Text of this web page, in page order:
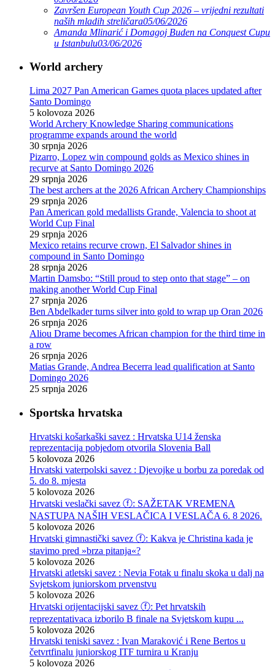
Završen European Youth Cup 2026 – vrijedni rezultati
naših mladih streličara05/06/2026
Amanda Mlinarić i Domagoj Buden na Conquest Cupu
u Istanbulu03/06/2026
World archery
Lima 2027 Pan American Games quota places updated after
Santo Domingo
5 kolovoza 2026
World Archery Knowledge Sharing communications
programme expands around the world
30 srpnja 2026
Pizarro, Lopez win compound golds as Mexico shines in
recurve at Santo Domingo 2026
29 srpnja 2026
The best archers at the 2026 African Archery Championships
29 srpnja 2026
Pan American gold medallists Grande, Valencia to shoot at
World Cup Final
29 srpnja 2026
Mexico retains recurve crown, El Salvador shines in
compound in Santo Domingo
28 srpnja 2026
Martin Damsbo: “Still proud to step onto that stage” – on
making another World Cup Final
27 srpnja 2026
Ben Abdelkader turns silver into gold to wrap up Oran 2026
26 srpnja 2026
Aliou Drame becomes African champion for the third time in
a row
26 srpnja 2026
Matias Grande, Andrea Becerra lead qualification at Santo
Domingo 2026
25 srpnja 2026
Sportska hrvatska
Hrvatski košarkaški savez : Hrvatska U14 ženska
reprezentacija pobjedom otvorila Slovenia Ball
5 kolovoza 2026
Hrvatski vaterpolski savez : Djevojke u borbu za poredak od
5. do 8. mjesta
5 kolovoza 2026
Hrvatski veslački savez ⓕ: SAŽETAK VREMENA
NASTUPA NAŠIH VESLAČICA I VESLAČA 6. 8 2026.
5 kolovoza 2026
Hrvatski gimnastički savez ⓕ: Kakva je Christina kada je
stavimo pred »brza pitanja«?
5 kolovoza 2026
Hrvatski atletski savez : Nevia Fotak u finalu skoka u dalj na
Svjetskom juniorskom prvenstvu
5 kolovoza 2026
Hrvatski orijentacijski savez ⓕ: Pet hrvatskih
reprezentativaca izborilo B finale na Svjetskom kupu ...
5 kolovoza 2026
Hrvatski teniski savez : Ivan Maraković i Rene Bertos u
četvrtfinalu juniorskog ITF turnira u Kranju
5 kolovoza 2026